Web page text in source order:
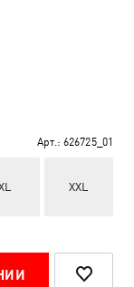
Арт.: 626725_01
XXL